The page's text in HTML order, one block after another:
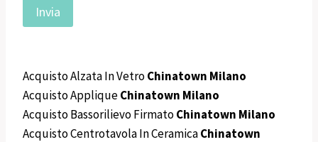
Acquisto Alzata In VetroChinatown Milano
Acquisto AppliqueChinatown Milano
Acquisto Bassorilievo FirmatoChinatown Milano
Acquisto Centrotavola In CeramicaChinatown